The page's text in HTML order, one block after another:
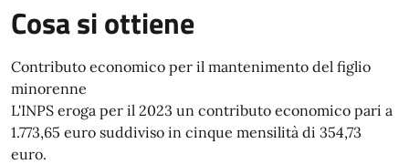
Cosa si ottiene
Contributo economico per il mantenimento del figlio
minorenne
L'INPS eroga per il 2023 un contributo economico pari a
1.773,65 euro suddiviso in cinque mensilità di 354,73
euro.